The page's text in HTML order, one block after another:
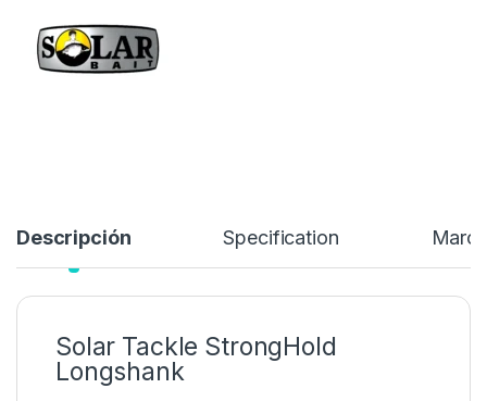
Descripción Specification Marca
Solar Tackle StrongHold
Longshank